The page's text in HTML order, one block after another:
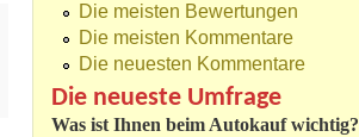
Die meisten Bewertungen
Die meisten Kommentare
Die neuesten Kommentare
Die neueste Umfrage
Was ist Ihnen beim Autokauf wichtig?